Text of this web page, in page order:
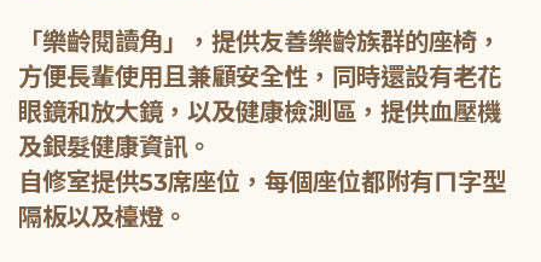
「樂齡閱讀角」，提供友善樂齡族群的座椅，
方便長輩使用且兼顧安全性，同時還設有老花
眼鏡和放大鏡，以及健康檢測區，提供血壓機
及銀髮健康資訊。
自修室提供53席座位，每個座位都附有ㄇ字型